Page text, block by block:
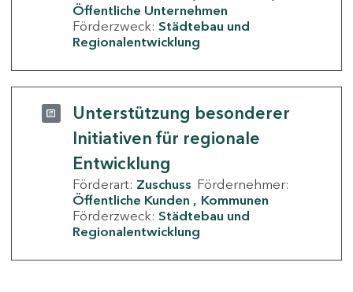
Öffentliche Unternehmen
Förderzweck: Städtebau und
Regionalentwicklung
Unterstützung besonderer
Initiativen für regionale
Entwicklung
Förderart: Zuschuss Fördernehmer:
Öffentliche Kunden
Kommunen
Förderzweck: Städtebau und
Regionalentwicklung